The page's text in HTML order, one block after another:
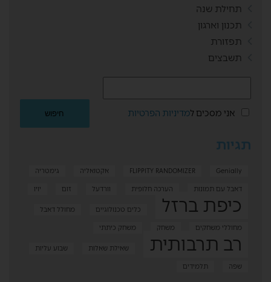
תחילת שנה
תכנון וארגון
תפזורת
תשבצים
אני מסכים למדיניות הפרטיות
תגיות
FLIPPITY RANDOMIZER Genially אקטואליה
גימטריה
דאבל עם תמונות
הערכה חלופית וורדעל זום יויו
כיפת ברזל כלים טכנולוגיים
מחולל דאבל
מחוללי משחקים
משחק משחק כיתתי
רב תרבותית שאילת שאלות
שבוע עליות
שפה
תלמידים